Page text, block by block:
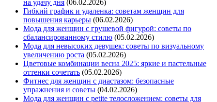
на удачу дня (06.02.2026)
Гибкий график и удаленка: советам женщин для
повышения карьеры (06.02.2026)
Мода для женщин с грушевой фигурой: советы по
сбалансированному стилю (05.02.2026)
Мода для невысоких девушек: советы по визуальному
увеличению роста (05.02.2026)
Цветовые комбинации весна 2025: яркие и пастельные
оттенки сочетать (05.02.2026)
Фитнес для женщин с диастазом: безопасные
упражнения и советы (04.02.2026)
Мода для женщин с petite телосложением: советы для